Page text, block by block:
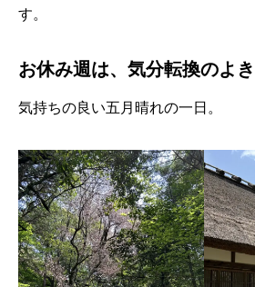
す。
お休み週は、気分転換のよ
気持ちの良い五月晴れの一日。